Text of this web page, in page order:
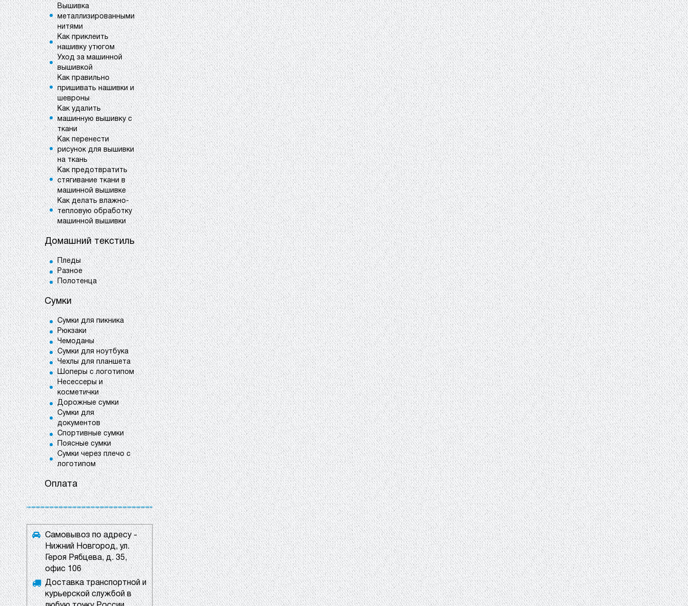
Вышивка
металлизированными
нитями
Как приклеить
нашивку утюгом
Уход за машинной
вышивкой
Как правильно
пришивать нашивки и
шевроны
Как удалить
машинную вышивку с
ткани
Как перенести
рисунок для вышивки
на ткань
Как предотвратить
стягивание ткани в
машинной вышивке
Как делать влажно-
тепловую обработку
машинной вышивки
Домашний текстиль
Пледы
Разное
Полотенца
Сумки
Сумки для пикника
Рюкзаки
Чемоданы
Сумки для ноутбука
Чехлы для планшета
Шоперы с логотипом
Несессеры и
косметички
Дорожные сумки
Сумки для
документов
Спортивные сумки
Поясные сумки
Сумки через плечо с
логотипом
Оплата
Самовывоз по адресу -
Нижний Новгород, ул.
Героя Рябцева, д. 35,
офис 106
Доставка транспортной и
курьерской службой в